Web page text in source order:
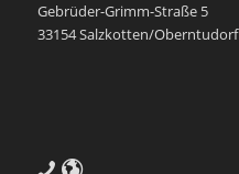
Gebrüder-Grimm-Straße 5
33154 Salzkotten/Oberntudorf